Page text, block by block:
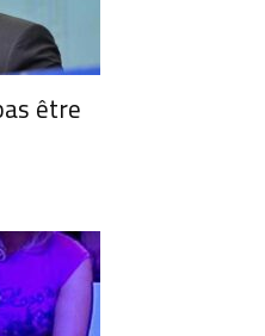
être